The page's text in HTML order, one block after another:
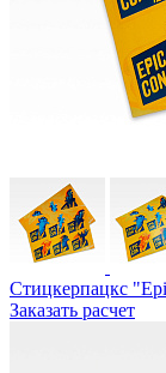
Стицкерпацкс
Заказать расчет